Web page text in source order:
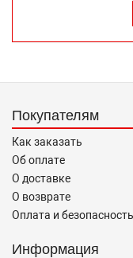
Требование
достоверную
«О защите прав
Покупателям
Как заказать
Об оплате
О доставке
О возврате
Оплата и безопасность
Информация